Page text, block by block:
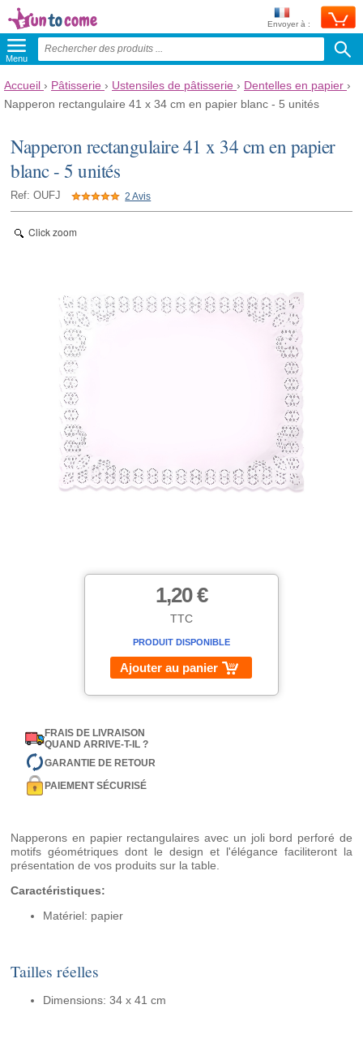
Envoyer à :
Menu
Accueil › Pâtisserie › Ustensiles de pâtisserie › Dentelles en papier ›
Napperon rectangulaire 41 x 34 cm en papier blanc - 5 unités
Napperon rectangulaire 41 x 34 cm en papier
blanc - 5 unités
Ref: OUFJ 2 Avis
Click zoom
1,20 €
TTC
PRODUIT DISPONIBLE
Ajouter au panier
FRAIS DE LIVRAISON
QUAND ARRIVE-T-IL ?
GARANTIE DE RETOUR
PAIEMENT SÉCURISÉ
Napperons en papier rectangulaires avec un joli bord perforé de
motifs géométriques dont le design et l'élégance faciliteront la
présentation de vos produits sur la table.
Caractéristiques:
Matériel: papier
Tailles réelles
Dimensions: 34 x 41 cm